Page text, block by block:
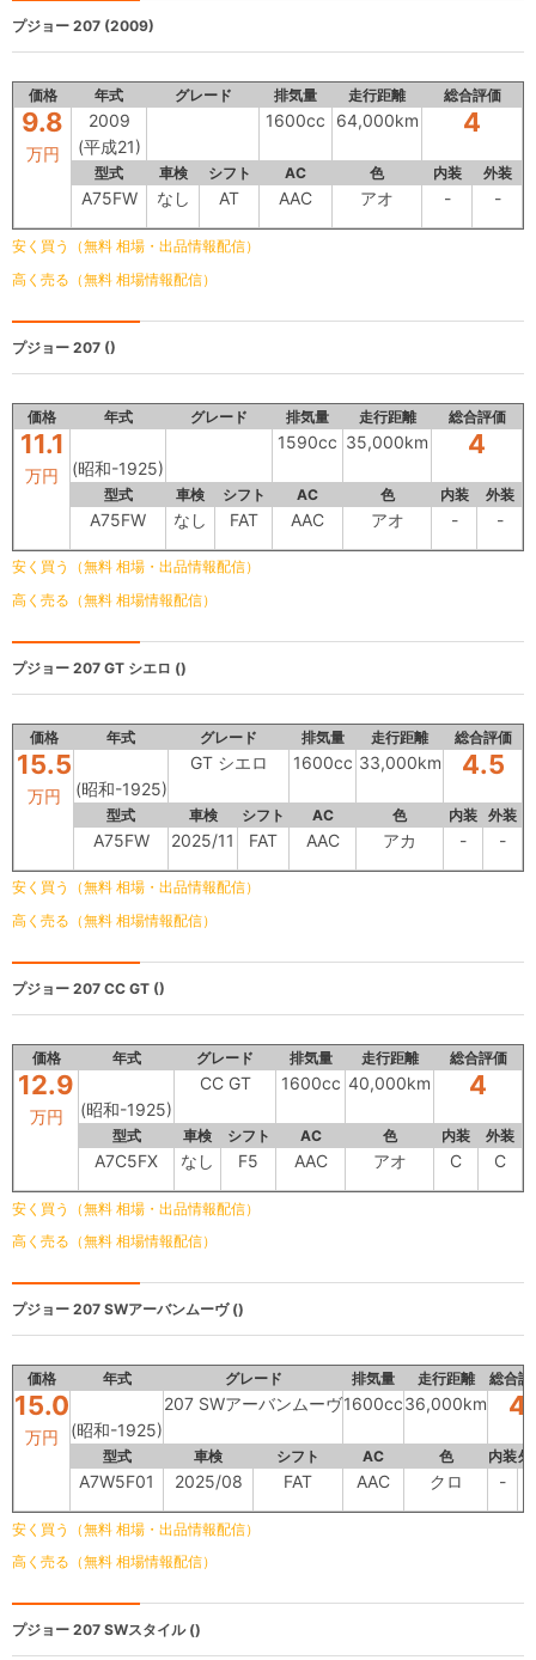
プジョー 207 (2009)
価格 年式 グレード 排気量 走行距離 総合評価
9.8
万円
2009
(平成21)
1600cc 64,000km 4
型式 車検 シフト AC 色 内装 外装
A75FW なし AT AAC アオ - -
安く買う（無料 相場・出品情報配信）
高く売る（無料 相場情報配信）
プジョー 207 ()
価格 年式 グレード 排気量 走行距離 総合評価
11.1
万円 (昭和-1925)
1590cc 35,000km 4
型式 車検 シフト AC 色 内装 外装
A75FW なし FAT AAC アオ - -
安く買う（無料 相場・出品情報配信）
高く売る（無料 相場情報配信）
プジョー 207 GT シエロ ()
価格 年式 グレード 排気量 走行距離 総合評価
15.5
万円 (昭和-1925)
GT シエロ 1600cc 33,000km 4.5
型式 車検 シフト AC 色 内装 外装
A75FW 2025/11 FAT AAC アカ - -
安く買う（無料 相場・出品情報配信）
高く売る（無料 相場情報配信）
プジョー 207 CC GT ()
価格 年式 グレード 排気量 走行距離 総合評価
12.9
万円 (昭和-1925)
CC GT 1600cc 40,000km 4
型式 車検 シフト AC 色 内装 外装
A7C5FX なし F5 AAC アオ C C
安く買う（無料 相場・出品情報配信）
高く売る（無料 相場情報配信）
プジョー 207 SWアーバンムーヴ ()
価格 年式 グレード 排気量 走行距離 総合評
15.0
万円 (昭和-1925)
207 SWアーバンムーヴ1600cc36,000km 4
型式 車検 シフト AC 色 内装外
A7W5F01 2025/08 FAT AAC クロ -
安く買う（無料 相場・出品情報配信）
高く売る（無料 相場情報配信）
プジョー 207 SWスタイル ()